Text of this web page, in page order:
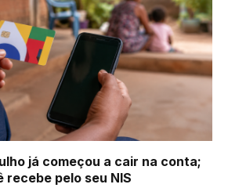
já começou a cair na conta;
recebe pelo seu NIS